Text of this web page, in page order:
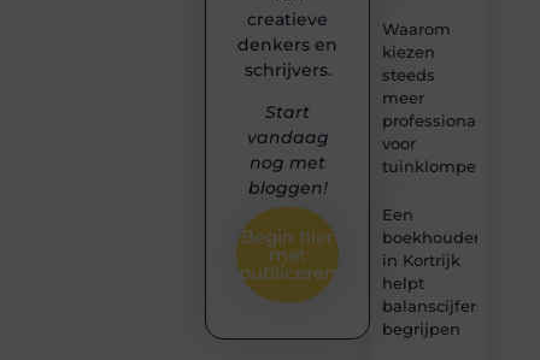
Waarom
kiezen
steeds
meer
professionals
voor
tuinklompen?
Een
boekhouder
in Kortrijk
helpt
balanscijfers
begrijpen
creatieve
denkers en
schrijvers.
Start
vandaag
nog met
bloggen!
Begin hier
met
publiceren